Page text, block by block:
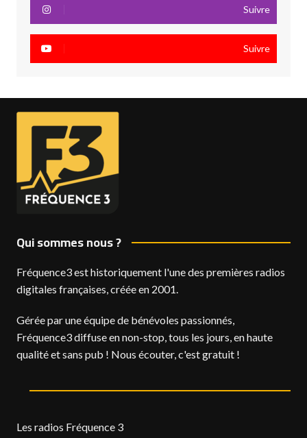
Suivre
Suivre
Qui sommes nous ?
Fréquence3 est historiquement l'une des premières radios
digitales françaises, créée en 2001.
Gérée par une équipe de bénévoles passionnés,
Fréquence3 diffuse en non-stop, tous les jours, en haute
qualité et sans pub ! Nous écouter, c'est gratuit !
Les radios Fréquence 3